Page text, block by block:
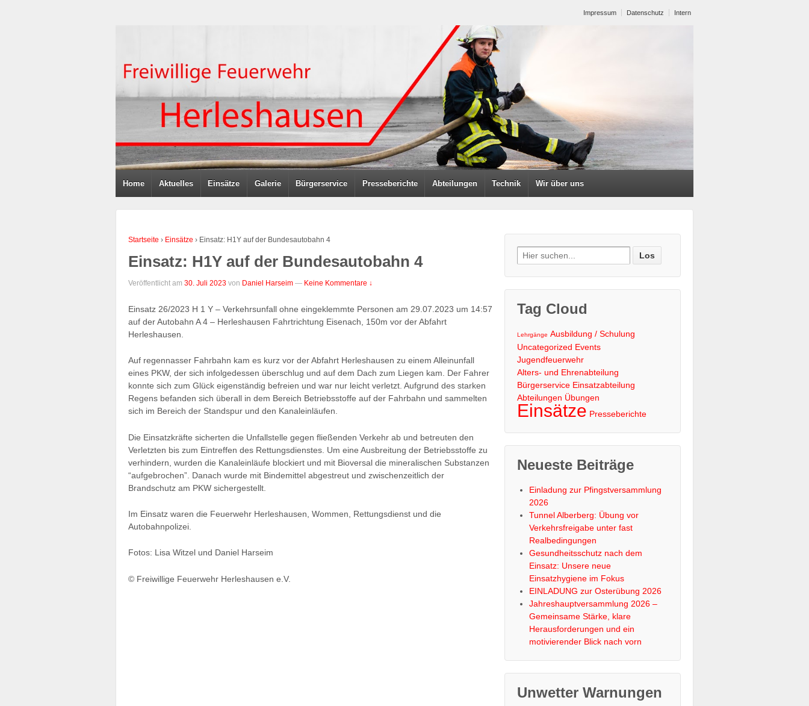
Impressum Datenschutz Intern
Home Aktuelles Einsätze Galerie Bürgerservice Presseberichte Abteilungen Technik Wir über uns
Startseite › Einsätze › Einsatz: H1Y auf der Bundesautobahn 4
Einsatz: H1Y auf der Bundesautobahn 4
Veröffentlicht am 30. Juli 2023 von Daniel Harseim — Keine Kommentare ↓
Einsatz 26/2023 H 1 Y – Verkehrsunfall ohne eingeklemmte Personen am 29.07.2023 um 14:57
auf der Autobahn A 4 – Herleshausen Fahrtrichtung Eisenach, 150m vor der Abfahrt
Herleshausen.
Auf regennasser Fahrbahn kam es kurz vor der Abfahrt Herleshausen zu einem Alleinunfall
eines PKW, der sich infolgedessen überschlug und auf dem Dach zum Liegen kam. Der Fahrer
konnte sich zum Glück eigenständig befreien und war nur leicht verletzt. Aufgrund des starken
Regens befanden sich überall in dem Bereich Betriebsstoffe auf der Fahrbahn und sammelten
sich im Bereich der Standspur und den Kanaleinläufen.
Die Einsatzkräfte sicherten die Unfallstelle gegen fließenden Verkehr ab und betreuten den
Verletzten bis zum Eintreffen des Rettungsdienstes. Um eine Ausbreitung der Betriebsstoffe zu
verhindern, wurden die Kanaleinläufe blockiert und mit Bioversal die mineralischen Substanzen
“aufgebrochen”. Danach wurde mit Bindemittel abgestreut und zwischenzeitlich der
Brandschutz am PKW sichergestellt.
Im Einsatz waren die Feuerwehr Herleshausen, Wommen, Rettungsdienst und die
Autobahnpolizei.
Fotos: Lisa Witzel und Daniel Harseim
© Freiwillige Feuerwehr Herleshausen e.V.
Search
for:
Tag Cloud
Lehrgänge Ausbildung / Schulung
Uncategorized Events
Jugendfeuerwehr
Alters- und Ehrenabteilung
Bürgerservice Einsatzabteilung
Abteilungen Übungen
Einsätze Presseberichte
Neueste Beiträge
Einladung zur Pfingstversammlung
2026
Tunnel Alberberg: Übung vor
Verkehrsfreigabe unter fast
Realbedingungen
Gesundheitsschutz nach dem
Einsatz: Unsere neue
Einsatzhygiene im Fokus
EINLADUNG zur Osterübung 2026
Jahreshauptversammlung 2026 –
Gemeinsame Stärke, klare
Herausforderungen und ein
motivierender Blick nach vorn
Unwetter Warnungen